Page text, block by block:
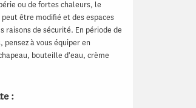
ou de fortes chaleurs, le
être modifié et des espaces
raisons de sécurité. En période de
à vous équiper en
bouteille d'eau, crème
: